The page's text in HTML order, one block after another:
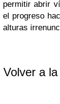
permitir abrir
el progreso
alturas
Volver a